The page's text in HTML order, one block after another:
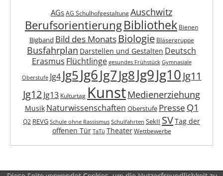
AGs AG Schulhofgestaltung Auschwitz
BerufsorientierungBibliothek Bienen
Bigband Bild des Monats Biologie Bläsergruppe
Busfahrplan Darstellen und Gestalten Deutsch
Erasmus Flüchtlinge gesundes Frühstück Gymnasiale
Oberstufe Jg4 Jg5Jg6Jg7Jg8Jg9Jg10Jg11
Jg12Jg13 Kulturtag KunstMedienerziehung
Musik Naturwissenschaften Oberstufe Presse Q1
Q2 REVG Schule ohne Rassismus Schulfahrten SekII SVTag der
offenen Tür TaTü Theater Wettbewerbe